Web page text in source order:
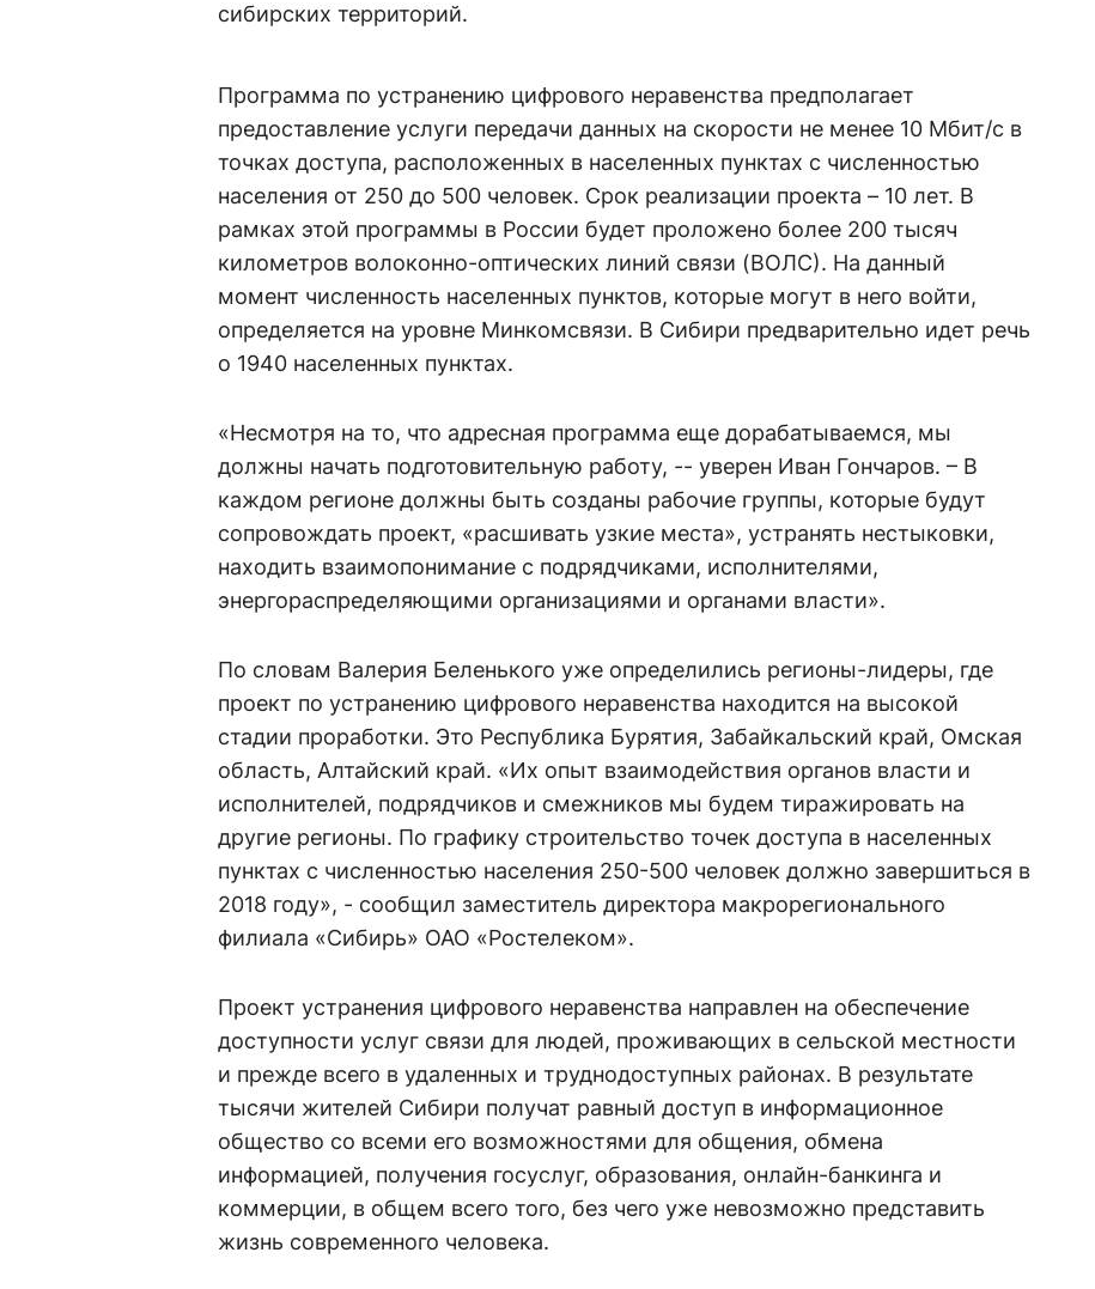
сибирских территорий.
Программа по устранению цифрового неравенства предполагает
предоставление услуги передачи данных на скорости не менее 10 Мбит/с в
точках доступа, расположенных в населенных пунктах с численностью
населения от 250 до 500 человек. Срок реализации проекта – 10 лет. В
рамках этой программы в России будет проложено более 200 тысяч
километров волоконно-оптических линий связи (ВОЛС). На данный
момент численность населенных пунктов, которые могут в него войти,
определяется на уровне Минкомсвязи. В Сибири предварительно идет речь
о 1940 населенных пунктах.
«Несмотря на то, что адресная программа еще дорабатываемся, мы
должны начать подготовительную работу, -- уверен Иван Гончаров. – В
каждом регионе должны быть созданы рабочие группы, которые будут
сопровождать проект, «расшивать узкие места», устранять нестыковки,
находить взаимопонимание с подрядчиками, исполнителями,
энергораспределяющими организациями и органами власти».
По словам Валерия Беленького уже определились регионы-лидеры, где
проект по устранению цифрового неравенства находится на высокой
стадии проработки. Это Республика Бурятия, Забайкальский край, Омская
область, Алтайский край. «Их опыт взаимодействия органов власти и
исполнителей, подрядчиков и смежников мы будем тиражировать на
другие регионы. По графику строительство точек доступа в населенных
пунктах с численностью населения 250-500 человек должно завершиться в
2018 году», - сообщил заместитель директора макрорегионального
филиала «Сибирь» ОАО «Ростелеком».
Проект устранения цифрового неравенства направлен на обеспечение
доступности услуг связи для людей, проживающих в сельской местности
и прежде всего в удаленных и труднодоступных районах. В результате
тысячи жителей Сибири получат равный доступ в информационное
общество со всеми его возможностями для общения, обмена
информацией, получения госуслуг, образования, онлайн-банкинга и
коммерции, в общем всего того, без чего уже невозможно представить
жизнь современного человека.